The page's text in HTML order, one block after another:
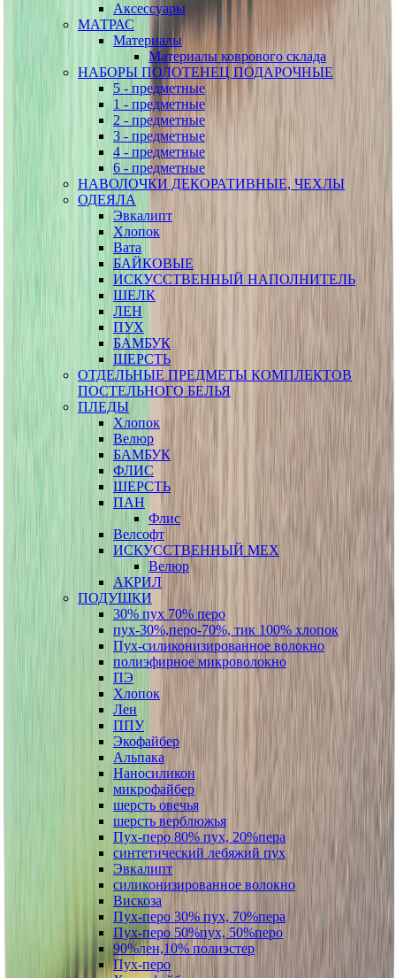
Аксессуары
МАТРАС
Материалы
Материалы коврового склада
НАБОРЫ ПОЛОТЕНЕЦ ПОДАРОЧНЫЕ
5 - предметные
1 - предметные
2 - предметные
3 - предметные
4 - предметные
6 - предметные
НАВОЛОЧКИ ДЕКОРАТИВНЫЕ, ЧЕХЛЫ
ОДЕЯЛА
Эвкалипт
Хлопок
Вата
БАЙКОВЫЕ
ИСКУССТВЕННЫЙ НАПОЛНИТЕЛЬ
ШЕЛК
ЛЕН
ПУХ
БАМБУК
ШЕРСТЬ
ОТДЕЛЬНЫЕ ПРЕДМЕТЫ КОМПЛЕКТОВ
ПОСТЕЛЬНОГО БЕЛЬЯ
ПЛЕДЫ
Хлопок
Велюр
БАМБУК
ФЛИС
ШЕРСТЬ
ПАН
Флис
Велсофт
ИСКУССТВЕННЫЙ МЕХ
Велюр
АКРИЛ
ПОДУШКИ
30% пух 70% перо
пух-30%,перо-70%, тик 100% хлопок
Пух-силиконизированное волокно
полиэфирное микроволокно
ПЭ
Хлопок
Лен
ППУ
Экофайбер
Альпака
Наносиликон
микрофайбер
шерсть овечья
шерсть верблюжья
Пух-перо 80% пух, 20%пера
синтетический лебяжий пух
Эвкалипт
силиконизированное волокно
Вискоза
Пух-перо 30% пух, 70%пера
Пух-перо 50%пух, 50%перо
90%лен,10% полиэстер
Пух-перо